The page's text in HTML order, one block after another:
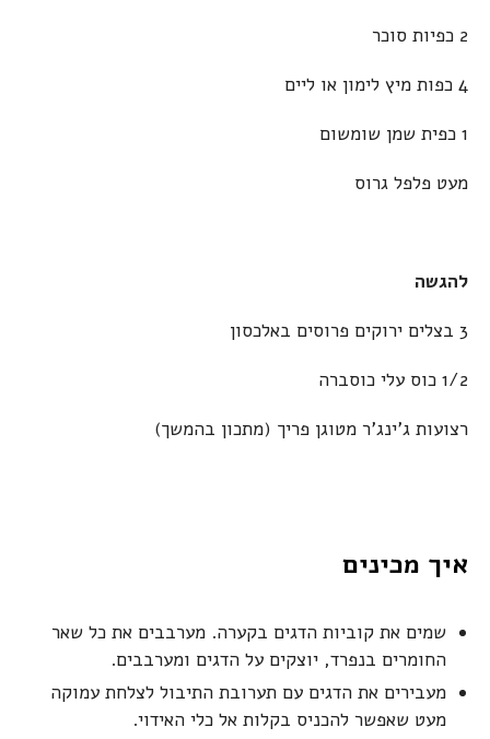
2 כפיות סוכר
4 כפות מיץ לימון או ליים
1 כפית שמן שומשום
מעט פלפל גרוס
להגשה
3 בצלים ירוקים פרוסים באלכסון
1/2 כוס עלי כוסברה
רצועות ג'ינג'ר מטוגן פריך (מתכון בהמשך)
איך מכינים
שמים את קוביות הדגים בקערה. מערבבים את כל שאר
החומרים בנפרד, יוצקים על הדגים ומערבבים.
מעבירים את הדגים עם תערובת התיבול לצלחת עמוקה
מעט שאפשר להכניס בקלות אל כלי האידוי.